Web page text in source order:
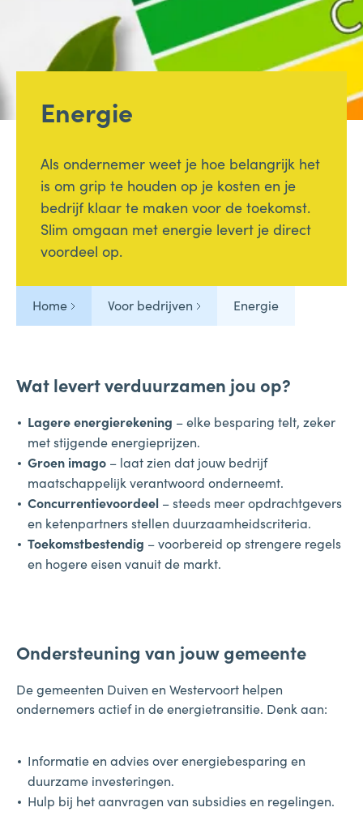
Energie
Als ondernemer weet je hoe belangrijk het
is om grip te houden op je kosten en je
bedrijf klaar te maken voor de toekomst.
Slim omgaan met energie levert je direct
voordeel op.
Home Voor bedrijven Energie
Wat levert verduurzamen jou op?
Lagere energierekening – elke besparing telt, zeker
met stijgende energieprijzen.
Groen imago – laat zien dat jouw bedrijf
maatschappelijk verantwoord onderneemt.
Concurrentievoordeel – steeds meer opdrachtgevers
en ketenpartners stellen duurzaamheidscriteria.
Toekomstbestendig – voorbereid op strengere regels
en hogere eisen vanuit de markt.
Ondersteuning van jouw gemeente
De gemeenten Duiven en Westervoort helpen
ondernemers actief in de energietransitie. Denk aan:
Informatie en advies over energiebesparing en
duurzame investeringen.
Hulp bij het aanvragen van subsidies en regelingen.